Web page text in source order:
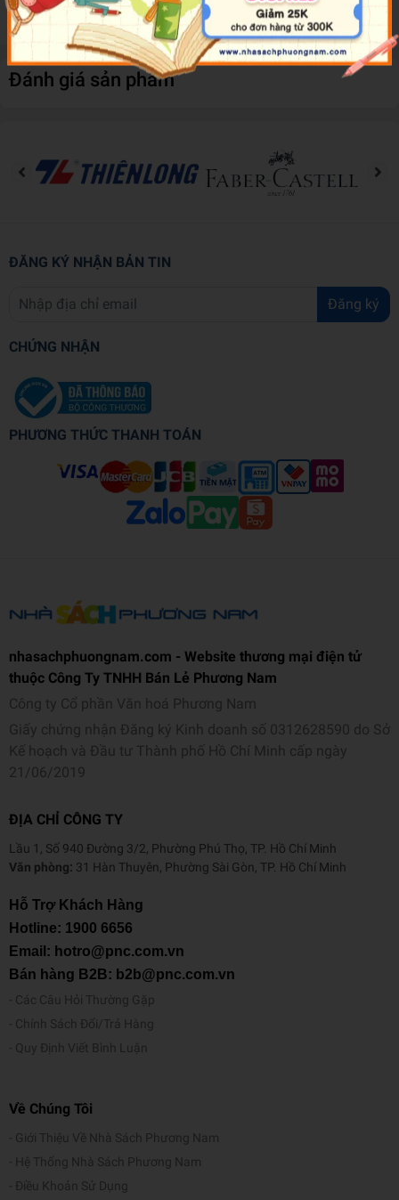
Brighten up your day and get colouring!
Đánh giá sản phẩm
ĐĂNG KÝ NHẬN BẢN TIN
Đăng ký
CHỨNG NHẬN
PHƯƠNG THỨC THANH TOÁN
nhasachphuongnam.com - Website thương mại điện tử
thuộc Công Ty TNHH Bán Lẻ Phương Nam
Công ty Cổ phần Văn hoá Phương Nam
Giấy chứng nhận Đăng ký Kinh doanh số 0312628590 do Sở
Kế hoạch và Đầu tư Thành phố Hồ Chí Minh cấp ngày
21/06/2019
ĐỊA CHỈ CÔNG TY
Lầu 1, Số 940 Đường 3/2, Phường Phú Thọ, TP. Hồ Chí Minh
Văn phòng: 31 Hàn Thuyên, Phường Sài Gòn, TP. Hồ Chí Minh
Hỗ Trợ Khách Hàng
Hotline: 1900 6656
Email: hotro@pnc.com.vn
Bán hàng B2B: b2b@pnc.com.vn
Các Câu Hỏi Thường Gặp
Chính Sách Đổi/Trả Hàng
Quy Định Viết Bình Luận
Về Chúng Tôi
Giới Thiệu Về Nhà Sách Phương Nam
Hệ Thống Nhà Sách Phương Nam
Điều Khoản Sử Dụng